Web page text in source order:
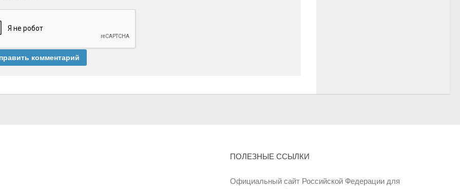
ПОЛЕЗНЫЕ ССЫЛКИ
Официальный сайт Российской Федерации для